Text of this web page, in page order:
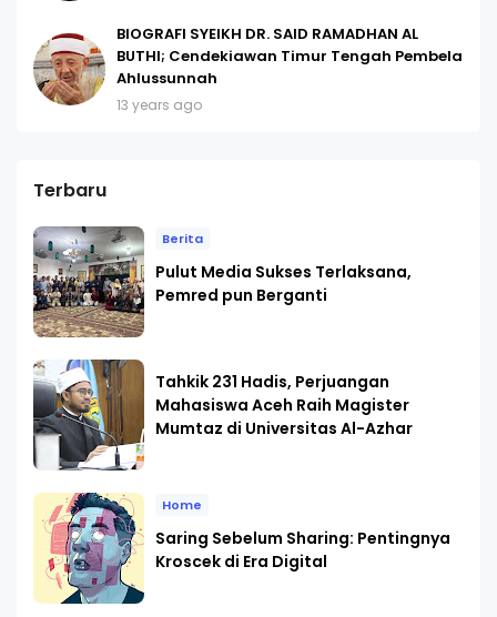
BIOGRAFI SYEIKH DR. SAID RAMADHAN AL
BUTHI; Cendekiawan Timur Tengah Pembela
Ahlussunnah
13 years ago
Terbaru
Berita
Pulut Media Sukses Terlaksana,
Pemred pun Berganti
Tahkik 231 Hadis, Perjuangan
Mahasiswa Aceh Raih Magister
Mumtaz di Universitas Al-Azhar
Home
Saring Sebelum Sharing: Pentingnya
Kroscek di Era Digital